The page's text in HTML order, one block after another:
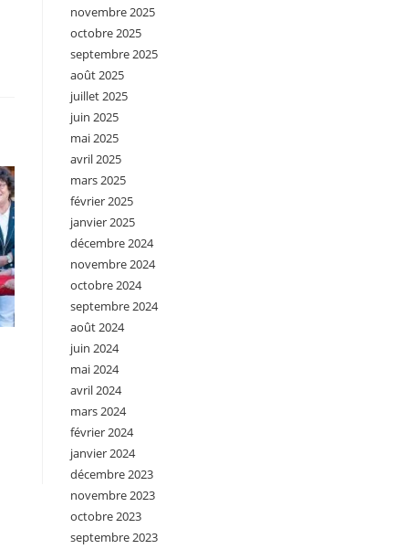
novembre 2025
octobre 2025
septembre 2025
août 2025
juillet 2025
juin 2025
mai 2025
avril 2025
mars 2025
février 2025
janvier 2025
décembre 2024
novembre 2024
octobre 2024
septembre 2024
août 2024
juin 2024
mai 2024
avril 2024
mars 2024
février 2024
janvier 2024
décembre 2023
novembre 2023
octobre 2023
septembre 2023